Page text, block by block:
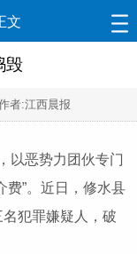
文
毁
者:江西晨报
恶势力团伙专门
费”。近日，修水县
犯罪嫌疑人，破